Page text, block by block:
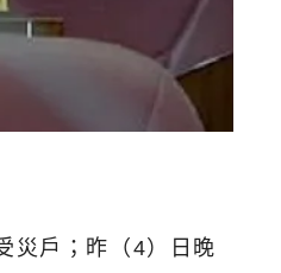
災戶；昨（4）日晚